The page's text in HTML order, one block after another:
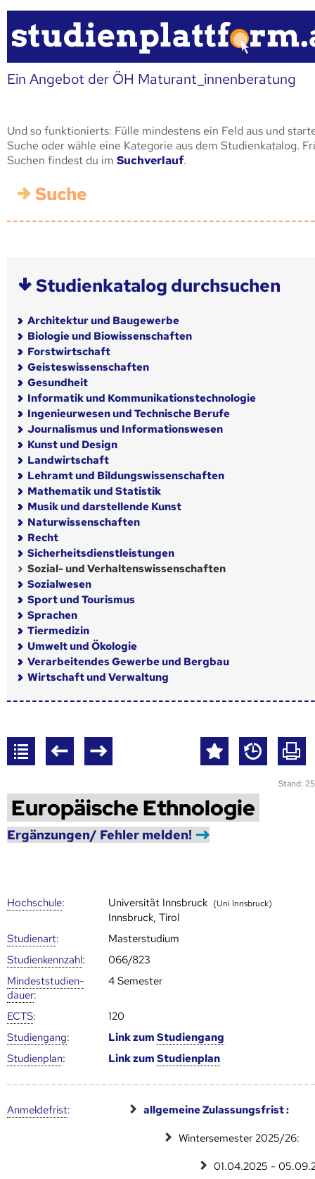
Ein Angebot der ÖH Maturant_innenberatung
Und so funktionierts: Fülle mindestens ein Feld aus und
Suche oder wähle eine Kategorie aus dem Studienkatalog.
Suchen findest du im Suchverlauf.
Suche
Studienkatalog durchsuchen
Architektur und Baugewerbe
Biologie und Biowissenschaften
Forstwirtschaft
Geisteswissenschaften
Gesundheit
Informatik und Kommunikationstechnologie
Ingenieurwesen und Technische Berufe
Journalismus und Informationswesen
Kunst und Design
Landwirtschaft
Lehramt und Bildungswissenschaften
Mathematik und Statistik
Musik und darstellende Kunst
Naturwissenschaften
Recht
Sicherheitsdienstleistungen
Sozial- und Verhaltenswissenschaften
Sozialwesen
Sport und Tourismus
Sprachen
Tiermedizin
Umwelt und Ökologie
Verarbeitendes Gewerbe und Bergbau
Wirtschaft und Verwaltung
Stand:
Europäische Ethnologie
Ergänzungen/ Fehler melden!
Hoch­schule: Universität Innsbruck (Uni Innsbruck)
Innsbruck, Tirol
Studienart:
Masterstudium
Studien­kenn­zahl:
066/823
Mindest­studien­
dauer:
4 Semester
ECTS:
120
Studien­gang: Link zumStudien­gang
Studien­plan: Link zumStudien­plan
Anmelde­frist: allgemeine Zulassungsfrist :
Wintersemester 2025/26:
01.04.2025 -